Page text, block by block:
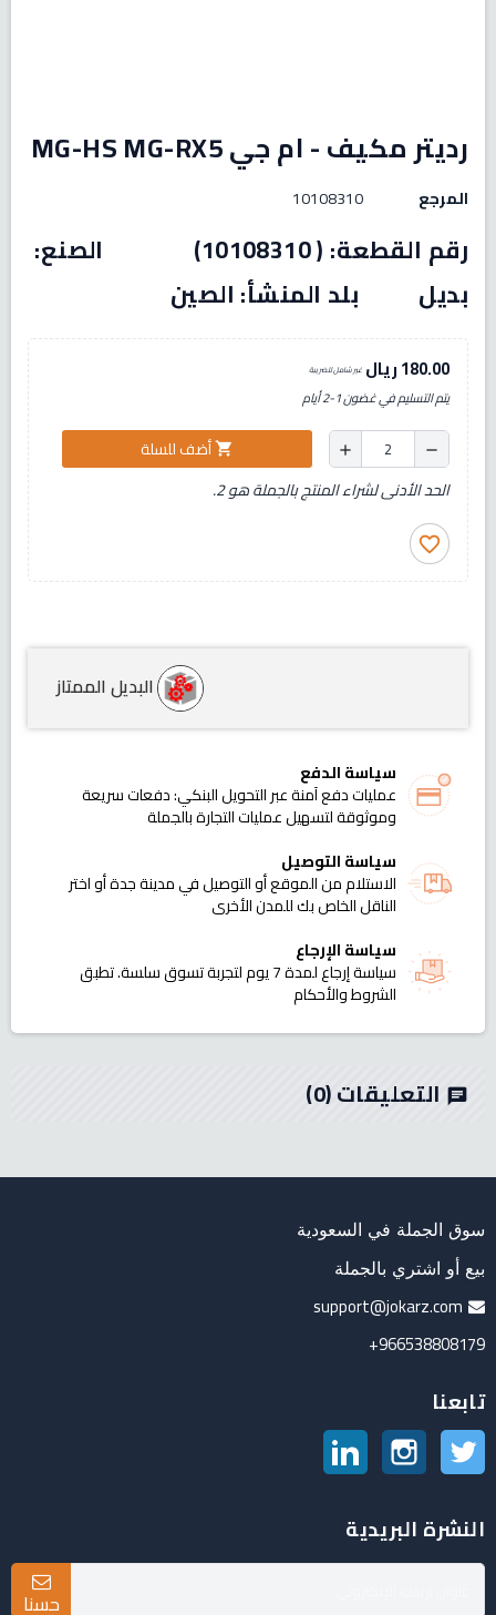
رديتر مكيف - ام جي MG-HS MG-RX5
المرجع 10108310
رقم القطعة: ( 10108310) الصنع:
بديل بلد المنشأ: الصين
180.00 ريال غير شامل للضريبة
يتم التسليم في غضون 1-2 أيام
remove
add
shopping_cartأضف للسلة
الحد الأدنى لشراء المنتج بالجملة هو 2.
favorite_border
البديل الممتاز
سياسة الدفع
عمليات دفع آمنة عبر التحويل البنكي: دفعات سريعة
وموثوقة لتسهيل عمليات التجارة بالجملة
سياسة التوصيل
الاستلام من الموقع أو التوصيل في مدينة جدة أو اختر
الناقل الخاص بك للمدن الأخرى
سياسة الإرجاع
سياسة إرجاع لمدة 7 يوم لتجربة تسوق سلسة. تطبق
الشروط والأحكام
chat التعليقات(0)
سوق الجملة في السعودية
بيع أو اشتري بالجملة
support@jokarz.com
966538808179+
تابعنا
تويتر انستغرام
النشرة البريدية
حسنا